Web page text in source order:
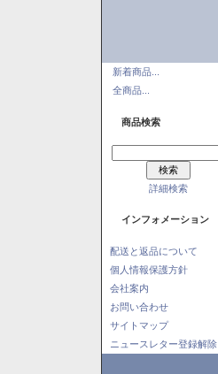
新着商品...
全商品...
商品検索
詳細検索
インフォメーション
配送と返品について
個人情報保護方針
会社案内
お問い合わせ
サイトマップ
ニュースレター登録解除